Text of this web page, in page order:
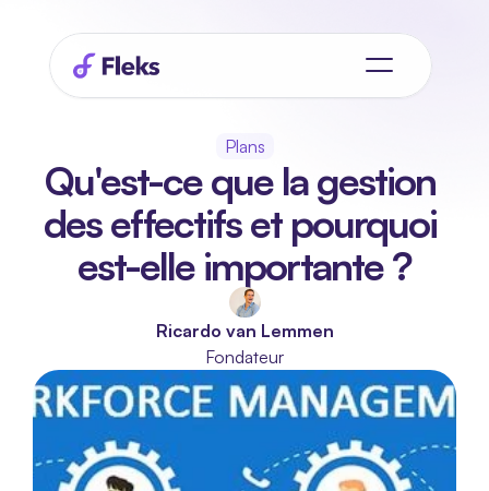
Plans
Qu'est-ce que la gestion
des effectifs et pourquoi
est-elle importante ?
Ricardo van Lemmen
Fondateur